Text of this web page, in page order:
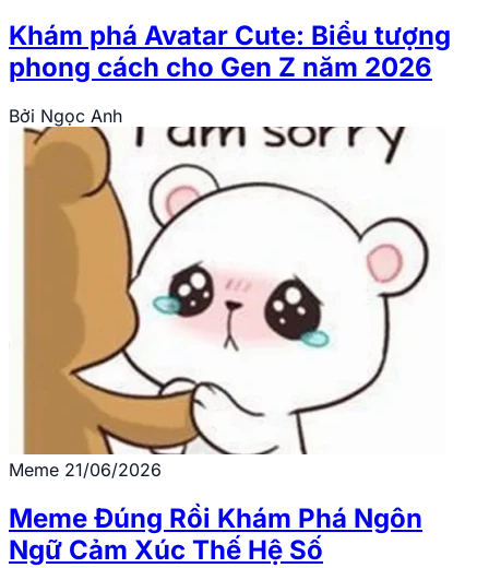
Khám phá Avatar Cute: Biểu tượng
phong cách cho Gen Z năm 2026
Bởi Ngọc Anh
Meme 21/06/2026
Meme Đúng Rồi Khám Phá Ngôn
Ngữ Cảm Xúc Thế Hệ Số